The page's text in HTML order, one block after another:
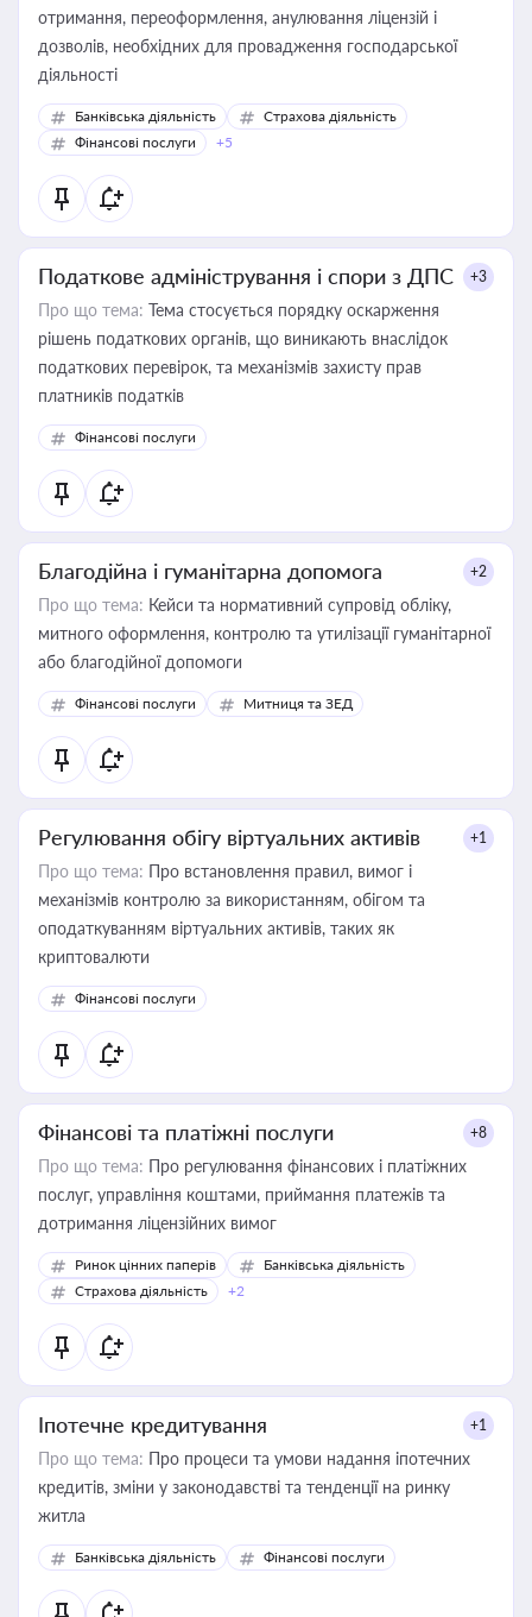
отримання, переоформлення, анулювання ліцензій і
дозволів, необхідних для провадження господарської
діяльності
Банківська діяльність
Страхова діяльність
Фінансові послуги
+5
Податкове адміністрування і спори з ДПС +3
Про що тема: Тема стосується порядку оскарження
рішень податкових органів, що виникають внаслідок
податкових перевірок, та механізмів захисту прав
платників податків
Фінансові послуги
Благодійна і гуманітарна допомога +2
Про що тема: Кейси та нормативний супровід обліку,
митного оформлення, контролю та утилізації гуманітарної
або благодійної допомоги
Фінансові послуги Митниця та ЗЕД
Регулювання обігу віртуальних активів +1
Про що тема: Про встановлення правил, вимог і
механізмів контролю за використанням, обігом та
оподаткуванням віртуальних активів, таких як
криптовалюти
Фінансові послуги
Фінансові та платіжні послуги +8
Про що тема: Про регулювання фінансових і платіжних
послуг, управління коштами, приймання платежів та
дотримання ліцензійних вимог
Ринок цінних паперів
Банківська діяльність
Страхова діяльність
+2
Іпотечне кредитування +1
Про що тема: Про процеси та умови надання іпотечних
кредитів, зміни у законодавстві та тенденції на ринку
житла
Банківська діяльність Фінансові послуги